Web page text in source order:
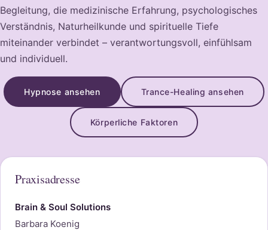
Begleitung, die medizinische Erfahrung, psychologisches
Verständnis, Naturheilkunde und spirituelle Tiefe
miteinander verbindet – verantwortungsvoll, einfühlsam
und individuell.
Hypnose ansehen Trance-Healing ansehen
Körperliche Faktoren
Praxisadresse
Brain & Soul Solutions
Barbara Koenig